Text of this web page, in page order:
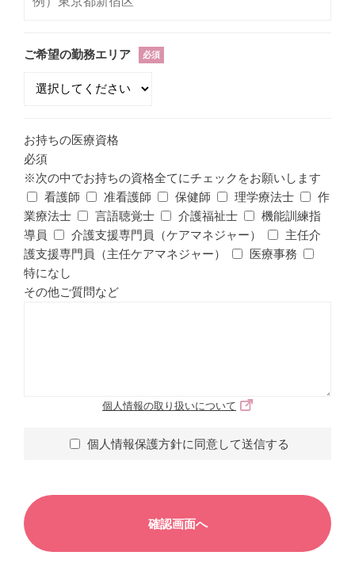
ご希望の勤務エリア 必須
お持ちの医療資格
必須
※次の中でお持ちの資格全てにチェックをお願いします
看護師
准看護師 保健師 理学療法士
作
業療法士
言語聴覚士 介護福祉士
機能訓練指
導員
介護支援専門員（ケアマネジャー）
主任介
護支援専門員（主任ケアマネジャー）
医療事務
特になし
その他ご質問など
個人情報の取り扱いについて
個人情報保護方針に同意して送信する